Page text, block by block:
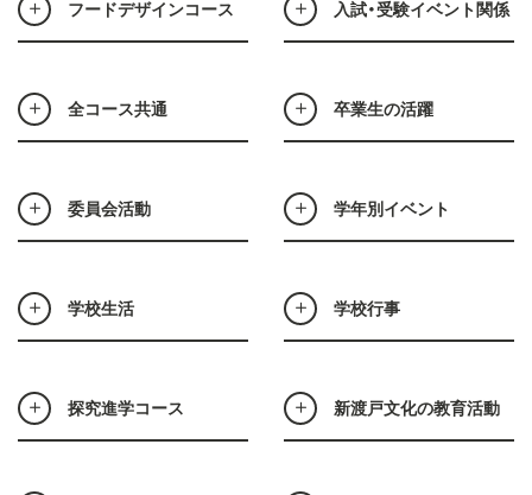
フードデザインコース 入試・受験イベント関係
全コース共通 卒業生の活躍
委員会活動 学年別イベント
学校生活 学校行事
探究進学コース 新渡戸文化の教育活動